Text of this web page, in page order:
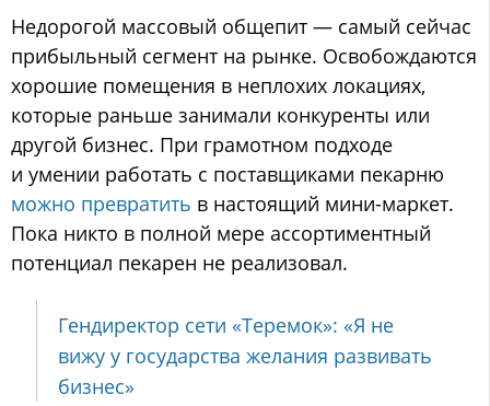
Недорогой массовый общепит — самый сейчас
прибыльный сегмент на рынке. Освобождаются
хорошие помещения в неплохих локациях,
которые раньше занимали конкуренты или
другой бизнес. При грамотном подходе
и умении работать с поставщиками пекарню
можно превратить в настоящий мини-маркет.
Пока никто в полной мере ассортиментный
потенциал пекарен не реализовал.
Гендиректор сети «Теремок»: «Я не
вижу у государства желания развивать
бизнес»